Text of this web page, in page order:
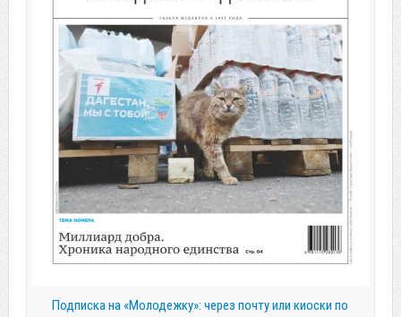
Подписка на «Молодежку»: через почту или киоски по